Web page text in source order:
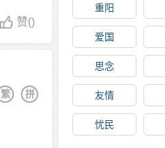
赞()
拼
繁
重阳
爱国
思念
友情
忧民